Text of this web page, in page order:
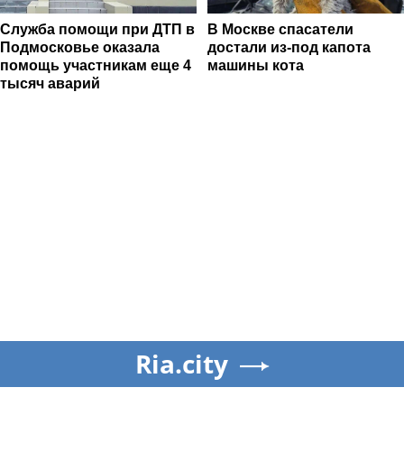
Служба помощи при ДТП в
Подмосковье оказала
помощь участникам еще 4
тысяч аварий
В Москве спасатели
достали из-под капота
машины кота
Ria.city